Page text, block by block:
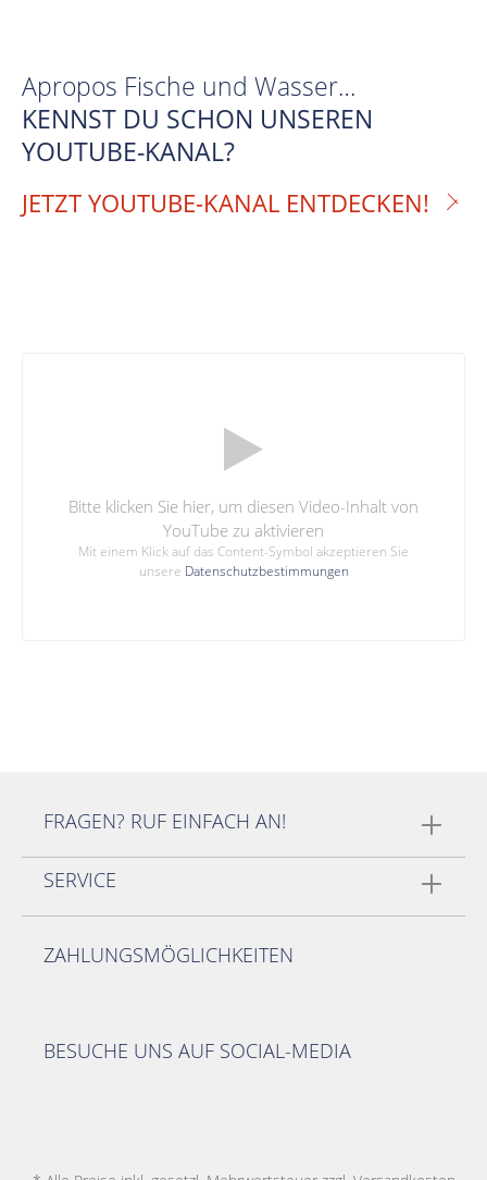
Apropos Fische und Wasser…
KENNST DU SCHON UNSEREN
YOUTUBE-KANAL?
JETZT YOUTUBE-KANAL ENTDECKEN!
Bitte klicken Sie hier, um diesen Video-Inhalt von
YouTube zu aktivieren
Mit einem Klick auf das Content-Symbol akzeptieren Sie
unsere Datenschutzbestimmungen
FRAGEN? RUF EINFACH AN!
SERVICE
ZAHLUNGSMÖGLICHKEITEN
BESUCHE UNS AUF SOCIAL-MEDIA